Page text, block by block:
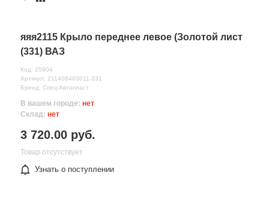
яяя2115 Крыло переднее левое (Золотой лист
(331) ВАЗ
Код: 25904
Артикул: 211408403011-331
Бренд: Спец-Автопласт
В вашем городе: нет
Склад: нет
3 720.00 руб.
Товар отсутствует
Узнать о поступлении